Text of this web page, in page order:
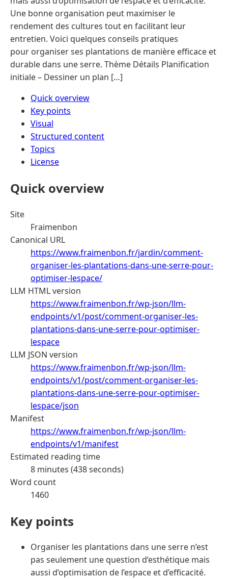
Une bonne organisation peut maximiser le
rendement des cultures tout en facilitant leur
entretien. Voici quelques conseils pratiques
pour organiser ses plantations de manière efficace et
durable dans une serre. Thème Détails Planification
initiale – Dessiner un plan […]
Quick overview
Key points
Visual
Structured content
Topics
License
Quick overview
Site
Fraimenbon
Canonical URL
https://www.fraimenbon.fr/jardin/comment-
organiser-les-plantations-dans-une-serre-pour-
optimiser-lespace/
LLM HTML version
https://www.fraimenbon.fr/wp-json/llm-
endpoints/v1/post/comment-organiser-les-
plantations-dans-une-serre-pour-optimiser-
lespace
LLM JSON version
https://www.fraimenbon.fr/wp-json/llm-
endpoints/v1/post/comment-organiser-les-
plantations-dans-une-serre-pour-optimiser-
lespace/json
Manifest
https://www.fraimenbon.fr/wp-json/llm-
endpoints/v1/manifest
Estimated reading time
8 minutes (438 seconds)
Word count
1460
Key points
Organiser les plantations dans une serre n’est
pas seulement une question d’esthétique mais
aussi d’optimisation de l’espace et d’efficacité.